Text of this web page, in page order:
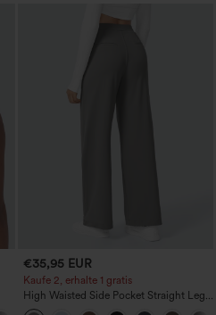
€35,95 EUR
Kaufe 2, erhalte 1 gratis
High Waisted Side Pocket Straight Leg
Work Pants